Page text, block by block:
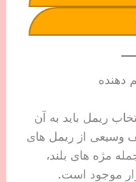
دهنده
ریمل باید به آن
وسیعی از ریمل های
مژه های بلند،
موجود است.